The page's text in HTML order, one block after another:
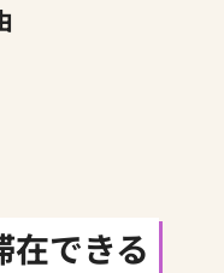
在できる